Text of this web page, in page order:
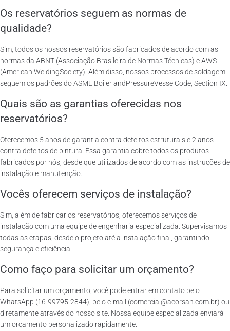
Os reservatórios seguem as normas de
qualidade?
Sim, todos os nossos reservatórios são fabricados de acordo com as
normas da ABNT (Associação Brasileira de Normas Técnicas) e AWS
(American WeldingSociety). Além disso, nossos processos de soldagem
seguem os padrões do ASME Boiler andPressureVesselCode, Section IX.
Quais são as garantias oferecidas nos
reservatórios?
Oferecemos 5 anos de garantia contra defeitos estruturais e 2 anos
contra defeitos de pintura. Essa garantia cobre todos os produtos
fabricados por nós, desde que utilizados de acordo com as instruções de
instalação e manutenção.
Vocês oferecem serviços de instalação?
Sim, além de fabricar os reservatórios, oferecemos serviços de
instalação com uma equipe de engenharia especializada. Supervisamos
todas as etapas, desde o projeto até a instalação final, garantindo
segurança e eficiência.
Como faço para solicitar um orçamento?
Para solicitar um orçamento, você pode entrar em contato pelo
WhatsApp (16-99795-2844), pelo e-mail (comercial@acorsan.com.br) ou
diretamente através do nosso site. Nossa equipe especializada enviará
um orçamento personalizado rapidamente.